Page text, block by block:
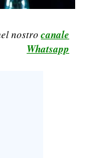
nostro canale
Whatsapp